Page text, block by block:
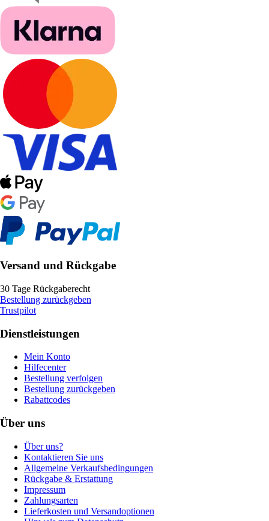
Versand und Rückgabe
30 Tage Rückgaberecht
Bestellung zurückgeben
Trustpilot
Dienstleistungen
Mein Konto
Hilfecenter
Bestellung verfolgen
Bestellung zurückgeben
Rabattcodes
Über uns
Über uns?
Kontaktieren Sie uns
Allgemeine Verkaufsbedingungen
Rückgabe & Erstattung
Impressum
Zahlungsarten
Lieferkosten und Versandoptionen